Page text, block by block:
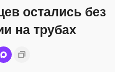
остались без
на трубах